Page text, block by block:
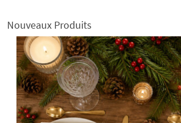
Nouveaux Produits